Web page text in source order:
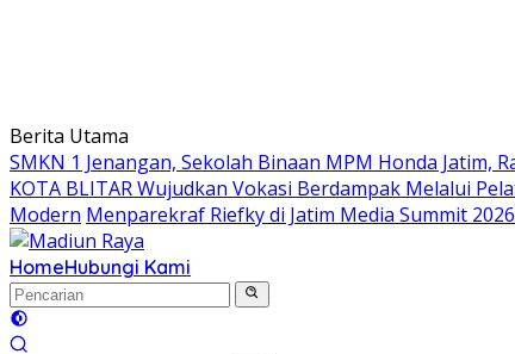
Berita Utama
SMKN 1 Jenangan, Sekolah Binaan MPM Honda Jatim,
KOTA BLITAR Wujudkan Vokasi Berdampak Melalui
Modern Menparekraf Riefky di Jatim Media Summit
HomeHubungi Kami